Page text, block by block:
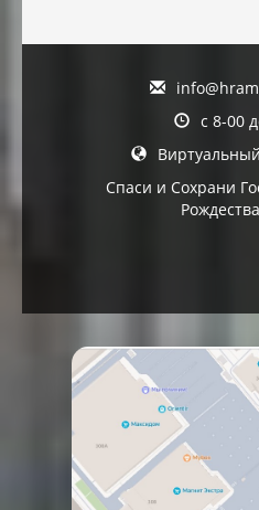
с 8-00
Спаси и Сохрани